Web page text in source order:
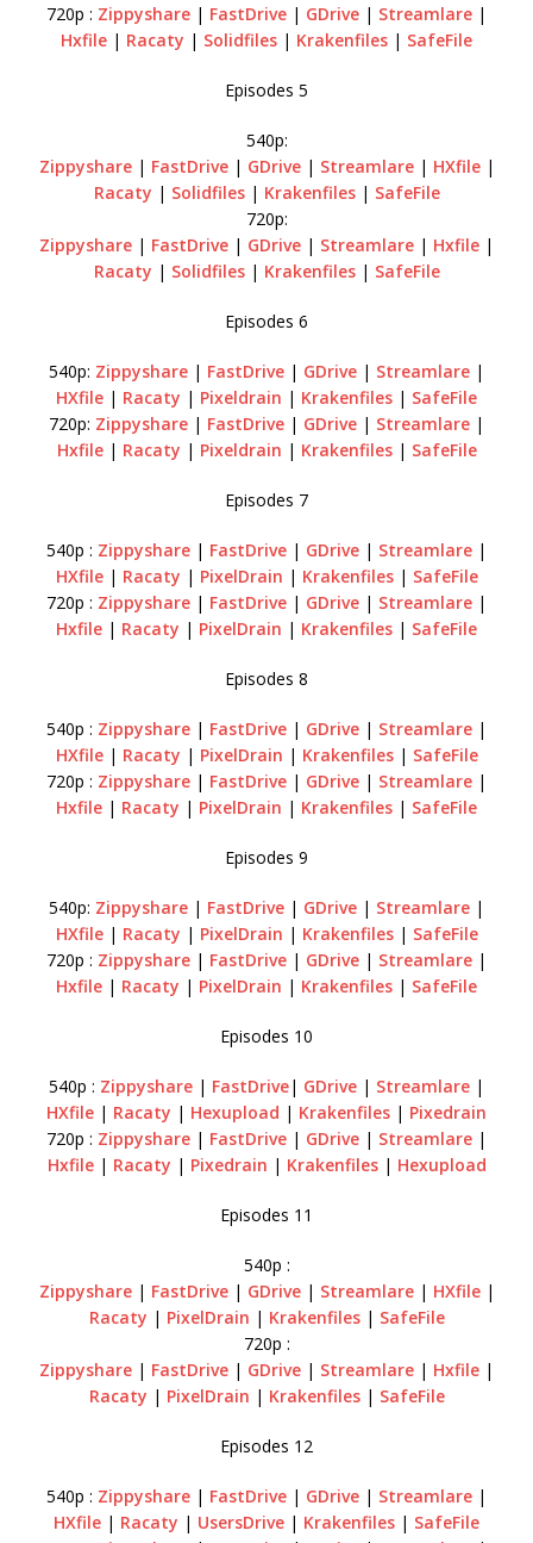
720p : Zippyshare | FastDrive | GDrive | Streamlare |
Hxfile | Racaty | Solidfiles | Krakenfiles | SafeFile
Episodes 5
540p:
Zippyshare| FastDrive| GDrive| Streamlare| HXfile|
Racaty | Solidfiles| Krakenfiles| SafeFile
720p:
Zippyshare | FastDrive | GDrive | Streamlare | Hxfile |
Racaty | Solidfiles| Krakenfiles| SafeFile
Episodes 6
540p: Zippyshare | FastDrive | GDrive | Streamlare |
HXfile | Racaty | Pixeldrain | Krakenfiles | SafeFile
720p: Zippyshare | FastDrive | GDrive | Streamlare |
Hxfile| Racaty | Pixeldrain | Krakenfiles| SafeFile
Episodes 7
540p : Zippyshare | FastDrive | GDrive | Streamlare |
HXfile| Racaty | PixelDrain | Krakenfiles| SafeFile
720p : Zippyshare | FastDrive | GDrive | Streamlare |
Hxfile | Racaty | PixelDrain | Krakenfiles | SafeFile
Episodes 8
540p : Zippyshare | FastDrive | GDrive | Streamlare |
HXfile| Racaty | PixelDrain | Krakenfiles| SafeFile
720p : Zippyshare | FastDrive | GDrive | Streamlare |
Hxfile | Racaty | PixelDrain | Krakenfiles | SafeFile
Episodes 9
540p: Zippyshare | FastDrive | GDrive | Streamlare |
HXfile| Racaty | PixelDrain | Krakenfiles | SafeFile
720p : Zippyshare | FastDrive | GDrive | Streamlare |
Hxfile | Racaty | PixelDrain | Krakenfiles | SafeFile
Episodes 10
540p : Zippyshare | FastDrive| GDrive | Streamlare |
HXfile | Racaty | Hexupload | Krakenfiles | Pixedrain
720p : Zippyshare | FastDrive | GDrive | Streamlare |
Hxfile| Racaty | Pixedrain | Krakenfiles| Hexupload
Episodes 11
540p :
Zippyshare | FastDrive| GDrive| Streamlare| HXfile|
Racaty | PixelDrain | Krakenfiles | SafeFile
720p :
Zippyshare | FastDrive | GDrive | Streamlare | Hxfile |
Racaty | PixelDrain | Krakenfiles| SafeFile
Episodes 12
540p : Zippyshare | FastDrive | GDrive | Streamlare |
HXfile | Racaty | UsersDrive | Krakenfiles | SafeFile